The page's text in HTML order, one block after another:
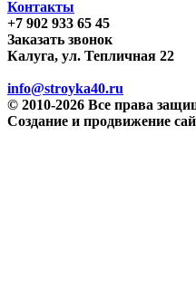
Контакты
+7 902 933 65 45
Заказать звонок
Калуга, ул. Тепличная 22
info@stroyka40.ru
© 2010-2026 Все права
Создание и продвижение